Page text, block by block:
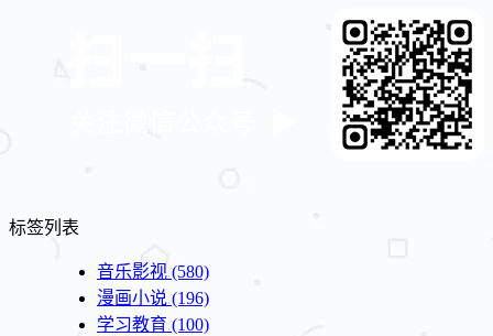
标签列表
音乐影视 (580)
漫画小说 (196)
学习教育 (100)